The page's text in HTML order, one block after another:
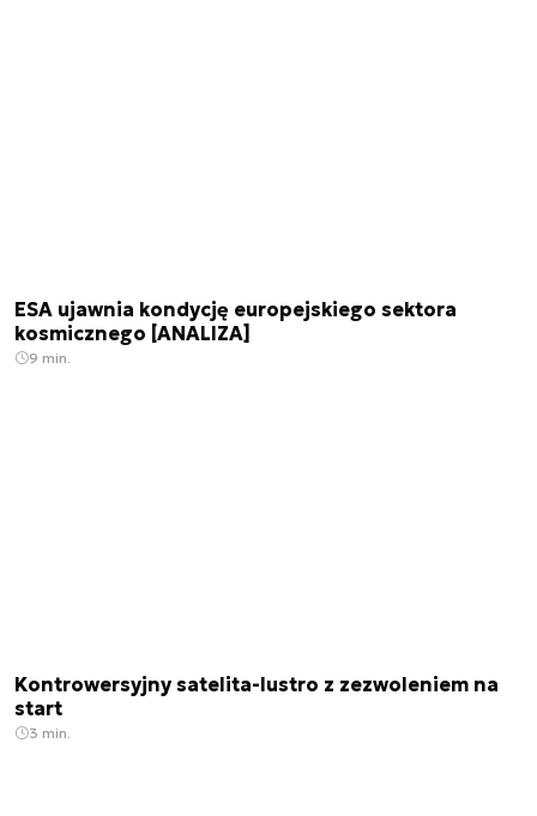
ESA ujawnia kondycję europejskiego sektora
kosmicznego [ANALIZA]
9 min.
Kontrowersyjny satelita-lustro z zezwoleniem na
start
3 min.